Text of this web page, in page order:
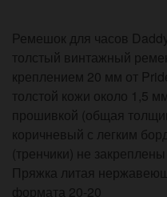
Ремешок для часов
толстый винтажный
креплением 20 мм от
толстой кожи около 1,5
прошивкой (общая
коричневый с легким
(тренчики) не
Пряжка литая
формата 20-20